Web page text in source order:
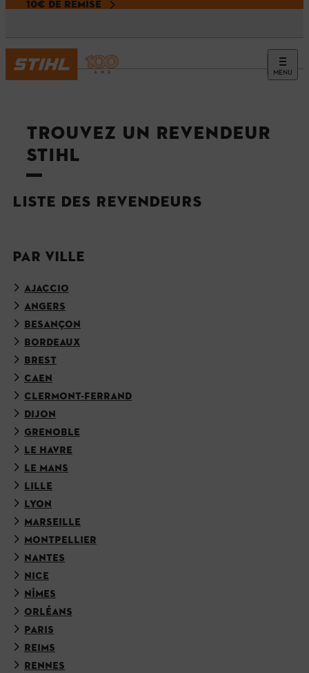
10€ DE REMISE
MENU
Accueil
TROUVEZ UN REVENDEUR
STIHL
LISTE DES REVENDEURS
PAR VILLE
AJACCIO
ANGERS
BESANÇON
BORDEAUX
BREST
CAEN
CLERMONT-FERRAND
DIJON
GRENOBLE
LE HAVRE
LE MANS
LILLE
LYON
MARSEILLE
MONTPELLIER
NANTES
NICE
NÎMES
ORLÉANS
PARIS
REIMS
RENNES